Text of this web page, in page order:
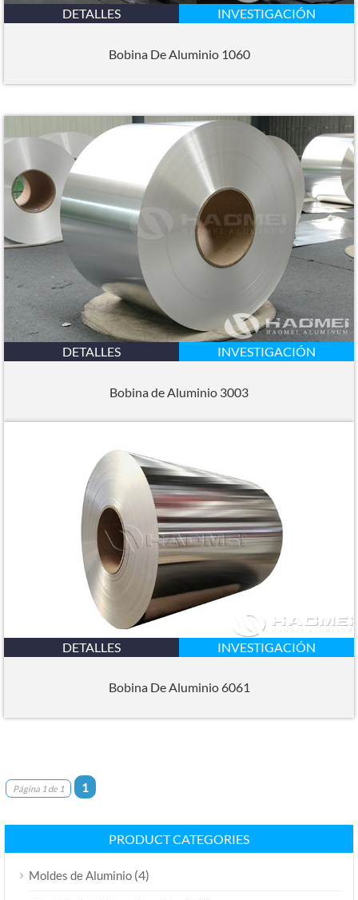
DETALLES INVESTIGACIÓN
Bobina De Aluminio 1060
DETALLES INVESTIGACIÓN
Bobina de Aluminio 3003
DETALLES INVESTIGACIÓN
Bobina De Aluminio 6061
Página 1 de 1 1
PRODUCT CATEGORIES
Moldes de Aluminio (4)